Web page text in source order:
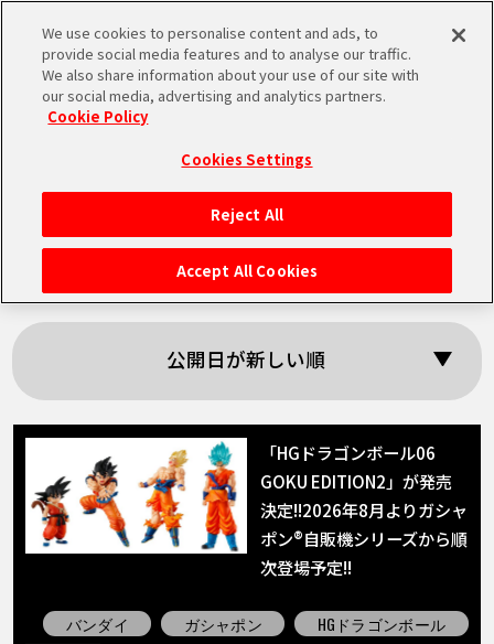
MEN
HOME
NEWS
RANKING
MOVIE
COLUMNS
「HGドラゴンボー
ル」の検索結果
公開日が新しい順
「HGドラゴンボール06
GOKU EDITION2」が発売
決定!!2026年8月よりガシャ
ポン®自販機シリーズから順
次登場予定!!
バンダイ ガシャポン
HGドラゴンボール
We use cookies to personalise content and ads, to
provide social media features and to analyse our traffic.
We also share information about your use of our site with
our social media, advertising and analytics partners.
Cookie Policy
Cookies Settings
Reject All
Accept All Cookies